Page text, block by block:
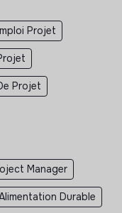
Projet
Projet
Manager
Durable